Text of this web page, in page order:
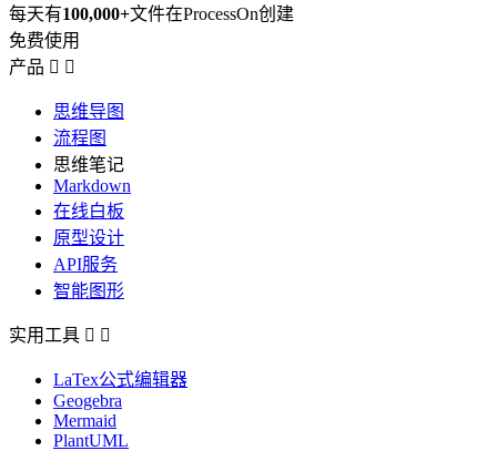
每天有100,000+文件在ProcessOn创建
免费使用
产品  
思维导图
流程图
思维笔记
Markdown
在线白板
原型设计
API服务
智能图形
实用工具  
LaTex公式编辑器
Geogebra
Mermaid
PlantUML